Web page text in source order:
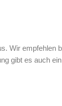
Wir empfehlen
gibt es auch